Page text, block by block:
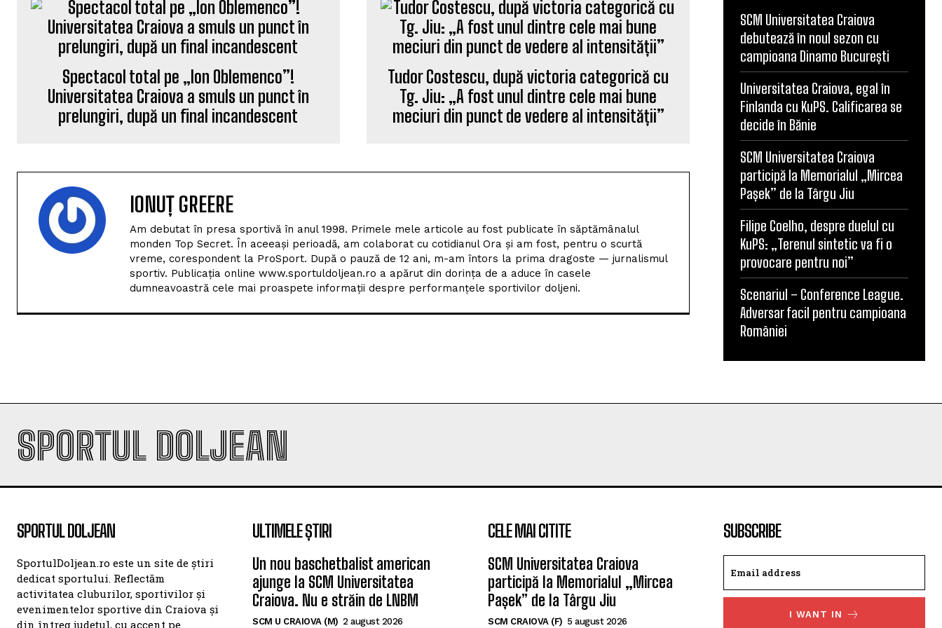
Spectacol total pe „Ion Oblemenco”!
Universitatea Craiova a smuls un punct în
prelungiri, după un final incandescent
Tudor Costescu, după victoria categorică cu
Tg. Jiu: „A fost unul dintre cele mai bune
meciuri din punct de vedere al intensității”
IONUȚ GREERE
Am debutat în presa sportivă în anul 1998. Primele mele articole au fost publicate în săptămânalul
monden Top Secret. În aceeași perioadă, am colaborat cu cotidianul Ora și am fost, pentru o scurtă
vreme, corespondent la ProSport. După o pauză de 12 ani, m-am întors la prima dragoste — jurnalismul
sportiv. Publicația online www.sportuldoljean.ro a apărut din dorința de a aduce în casele
dumneavoastră cele mai proaspete informații despre performanțele sportivilor doljeni.
SCM Universitatea Craiova
debutează în noul sezon cu
campioana Dinamo București
Universitatea Craiova, egal în
Finlanda cu KuPS. Calificarea se
decide în Bănie
SCM Universitatea Craiova
participă la Memorialul „Mircea
Pașek” de la Târgu Jiu
Filipe Coelho, despre duelul cu
KuPS: „Terenul sintetic va fi o
provocare pentru noi”
Scenariul – Conference League.
Adversar facil pentru campioana
României
SPORTUL DOLJEAN
SPORTUL DOLJEAN
SportulDoljean.ro este un site de știri
dedicat sportului. Reflectăm
activitatea cluburilor, sportivilor și
evenimentelor sportive din Craiova și
din întreg județul, cu accent pe
ULTIMELE ȘTIRI
Un nou baschetbalist american
ajunge la SCM Universitatea
Craiova. Nu e străin de LNBM
SCM U CRAIOVA (M) 2 august 2026
CELE MAI CITITE
SCM Universitatea Craiova
participă la Memorialul „Mircea
Pașek” de la Târgu Jiu
SCM CRAIOVA (F) 5 august 2026
SUBSCRIBE
I WANT IN